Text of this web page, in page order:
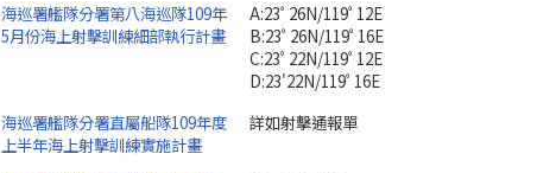
海巡署艦隊分署第八海巡隊109年
5月份海上射擊訓練細部執行計畫
A:23ﾟ26N/119ﾟ12E
B:23ﾟ26N/119ﾟ16E
C:23ﾟ22N/119ﾟ12E
D:23'22N/119ﾟ16E
海巡署艦隊分署直屬船隊109年度
上半年海上射擊訓練實施計畫
詳如射擊通報單